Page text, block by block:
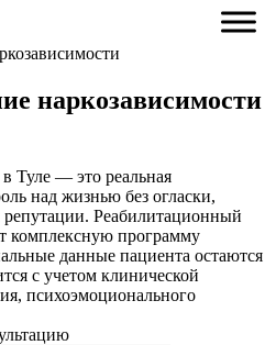
наркозависимости
Туле — это реальная
над жизнью без огласки,
репутации. Реабилитационный
комплексную программу
данные пациента остаются
с учетом клинической
психоэмоционального